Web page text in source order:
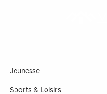
Jeunesse
Sports & Loisirs